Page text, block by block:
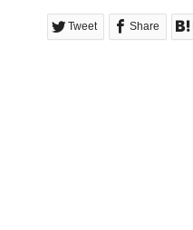
Tweet Share